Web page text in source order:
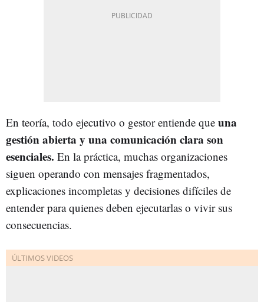
En teoría, todo ejecutivo o gestor entiende que una
gestión abierta y una comunicación clara son
esenciales. En la práctica, muchas organizaciones
siguen operando con mensajes fragmentados,
explicaciones incompletas y decisiones difíciles de
entender para quienes deben ejecutarlas o vivir sus
consecuencias.